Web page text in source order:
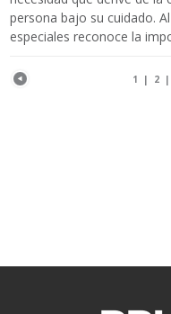
persona bajo su cuidado.
especiales reconoce la
1 | 2